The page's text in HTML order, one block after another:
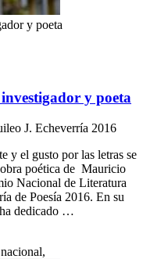
y poeta
y poeta
J. Echeverría 2016
y el gusto por las letras se
poética de Mauricio
Nacional de Literatura
de Poesía 2016. En su
dedicado …